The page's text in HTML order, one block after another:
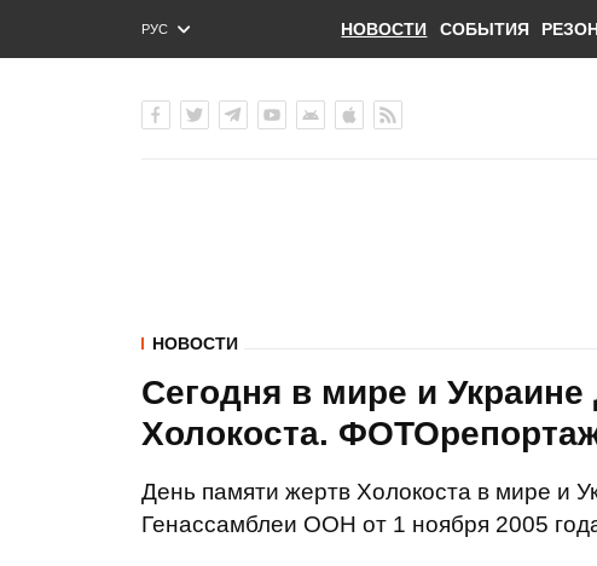
РУС
ENG
НОВОСТИ СОБЫТИЯ
НОВОСТИ
Сегодня в мире и
Холокоста.
День памяти жертв Холокоста в мире и
Генассамблеи ООН от 1 ноября 2005